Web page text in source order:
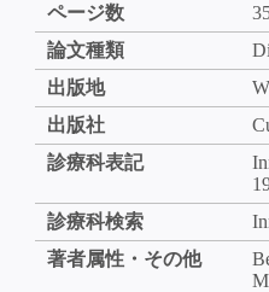
ページ数
論文種類
出版地
出版社
診療科表記
診療科検索
著者属性・その他